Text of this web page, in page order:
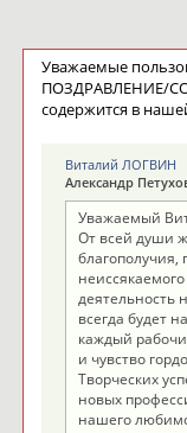
Уважаемые
ПОЗДРАВЛЕНИЕ/
содержится в
Виталий ЛОГВИН
Александр
Уважаемый
От всей души
благополучия,
деятельность
всегда будет
каждый
и чувство
Творческих
новых
нашего